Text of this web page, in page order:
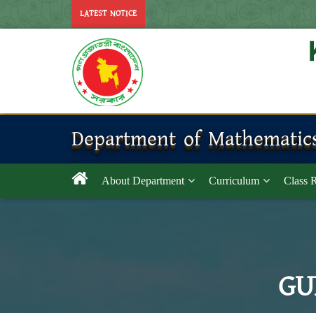
LATEST NOTICE
Department of
About Department Curriculum Class